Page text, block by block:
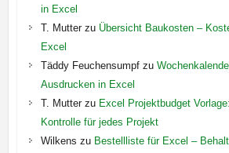
in Excel
T. Mutterzu Übersicht Baukosten –
Excel
Täddy Feuchensumpfzu
Ausdrucken in Excel
T. Mutterzu Excel Projektbudget
Kontrolle für jedes Projekt
Wilkens zu Bestellliste für Excel –